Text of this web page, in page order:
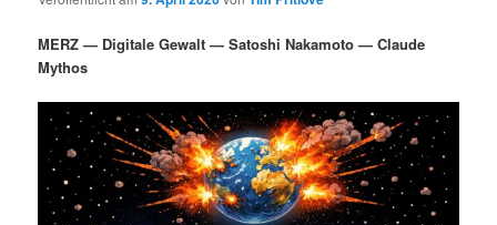
m
r
u
d
n
a
MERZ — Digitale Gewalt — Satoshi Nakamoto — Claude
Mythos